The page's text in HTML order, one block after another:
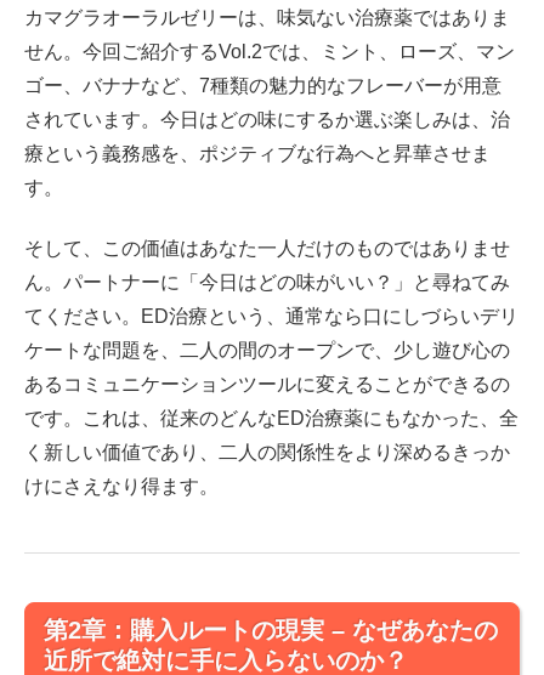
カマグラオーラルゼリーは、味気ない治療薬ではありま
せん。今回ご紹介するVol.2では、
ミント、ローズ、マン
ゴー、バナナなど、7種類の魅力的なフレーバーが用意
されています。今日はどの味にするか選ぶ楽しみは、治
療という義務感を、ポジティブな行為へと昇華させま
す。
そして、この価値はあなた一人だけのものではありませ
ん。パートナーに「今日はどの味がいい？」と尋ねてみ
てください。ED治療という、通常なら口にしづらいデリ
ケートな問題を、 二人の間のオープンで、少し遊び心の
あるコミュニケーションツールに変えることができるの
です。これは、 従来のどんなED治療薬にもなかった、全
く新しい価値であり、二人の関係性をより深めるきっか
けにさえなり得ます。
第2章：購入ルートの現実 – なぜあなたの
近所で絶対に手に入らないのか？